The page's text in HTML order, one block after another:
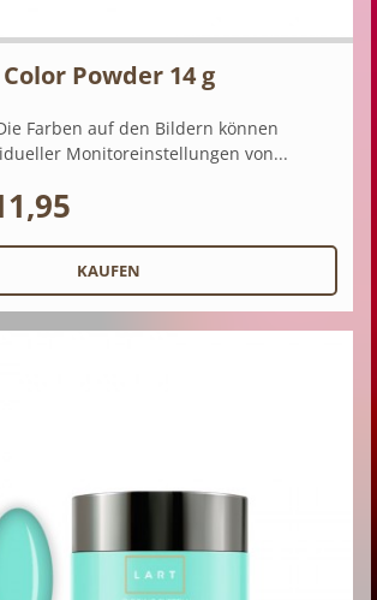
Color Powder 14 g
Farben auf den Bildern können
Monitoreinstellungen von...